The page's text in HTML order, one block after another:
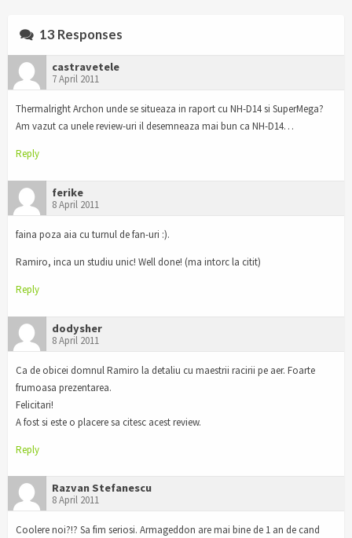
13 Responses
castravetele
7 April 2011
Thermalright Archon unde se situeaza in raport cu NH-D14 si SuperMega?
Am vazut ca unele review-uri il desemneaza mai bun ca NH-D14…
Reply
ferike
8 April 2011
faina poza aia cu turnul de fan-uri :).
Ramiro, inca un studiu unic! Well done! (ma intorc la citit)
Reply
dodysher
8 April 2011
Ca de obicei domnul Ramiro la detaliu cu maestrii racirii pe aer. Foarte
frumoasa prezentarea.
Felicitari!
A fost si este o placere sa citesc acest review.
Reply
Razvan Stefanescu
8 April 2011
Coolere noi?!? Sa fim seriosi. Armageddon are mai bine de 1 an de cand